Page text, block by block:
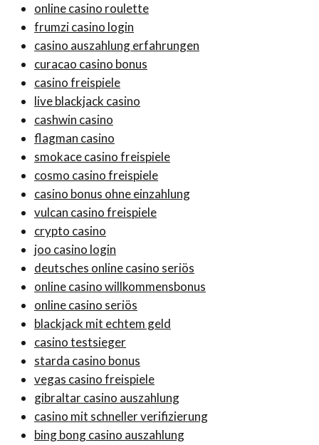
online casino roulette
frumzi casino login
casino auszahlung erfahrungen
curacao casino bonus
casino freispiele
live blackjack casino
cashwin casino
flagman casino
smokace casino freispiele
cosmo casino freispiele
casino bonus ohne einzahlung
vulcan casino freispiele
crypto casino
joo casino login
deutsches online casino seriös
online casino willkommensbonus
online casino seriös
blackjack mit echtem geld
casino testsieger
starda casino bonus
vegas casino freispiele
gibraltar casino auszahlung
casino mit schneller verifizierung
bing bong casino auszahlung